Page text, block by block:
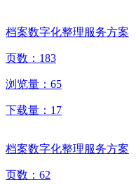
档案数字化整理服务方案
页数： 183
浏览量： 65
下载量： 17
档案数字化整理服务方案
页数： 62